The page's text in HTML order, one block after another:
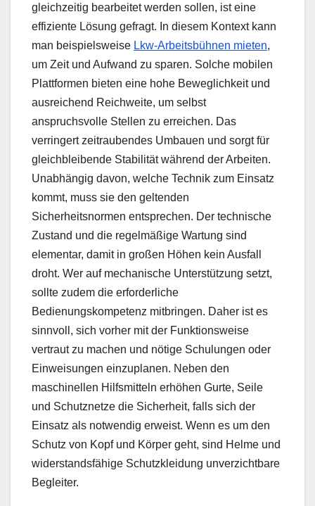
gleichzeitig bearbeitet werden sollen, ist eine
effiziente Lösung gefragt. In diesem Kontext kann
man beispielsweise Lkw-Arbeitsbühnen mieten,
um Zeit und Aufwand zu sparen. Solche mobilen
Plattformen bieten eine hohe Beweglichkeit und
ausreichend Reichweite, um selbst
anspruchsvolle Stellen zu erreichen. Das
verringert zeitraubendes Umbauen und sorgt für
gleichbleibende Stabilität während der Arbeiten.
Unabhängig davon, welche Technik zum Einsatz
kommt, muss sie den geltenden
Sicherheitsnormen entsprechen. Der technische
Zustand und die regelmäßige Wartung sind
elementar, damit in großen Höhen kein Ausfall
droht. Wer auf mechanische Unterstützung setzt,
sollte zudem die erforderliche
Bedienungskompetenz mitbringen. Daher ist es
sinnvoll, sich vorher mit der Funktionsweise
vertraut zu machen und nötige Schulungen oder
Einweisungen einzuplanen. Neben den
maschinellen Hilfsmitteln erhöhen Gurte, Seile
und Schutznetze die Sicherheit, falls sich der
Einsatz als notwendig erweist. Wenn es um den
Schutz von Kopf und Körper geht, sind Helme und
widerstandsfähige Schutzkleidung unverzichtbare
Begleiter.